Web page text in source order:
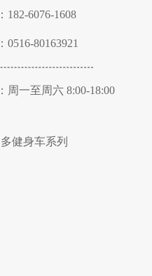
182-6076-1608
0516-80163921
周一至周六 8:00-18:00
健身车系列